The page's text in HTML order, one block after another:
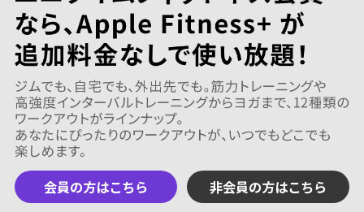
会員の方はこちら 非会員の方はこちら